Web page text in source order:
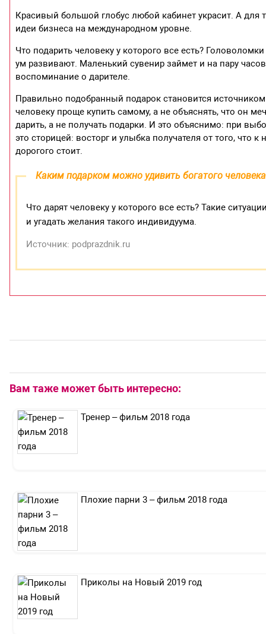
Красивый большой глобус любой кабинет украсит. А для
идеи бизнеса на международном уровне.
Что подарить человеку у которого все есть?
ум развивают. Маленький сувенир займет и на пару
воспоминание о дарителе.
Правильно подобранный подарок становится
человеку проще купить самому, а не объяснять, что он
дарить, а не получать подарки. И это объяснимо: при
это сторицей: восторг и улыбка получателя от того, что
дорогого стоит.
Каким подарком можно удивить богатого
Что дарят человеку у которого все есть? Такие
и угадать желания такого индивидуума.
Источник: podprazdnik.ru
Вам таже может быть интересно:
Тренер – фильм 2018 года
Плохие парни 3 – фильм 2018 года
Приколы на Новый 2019 год